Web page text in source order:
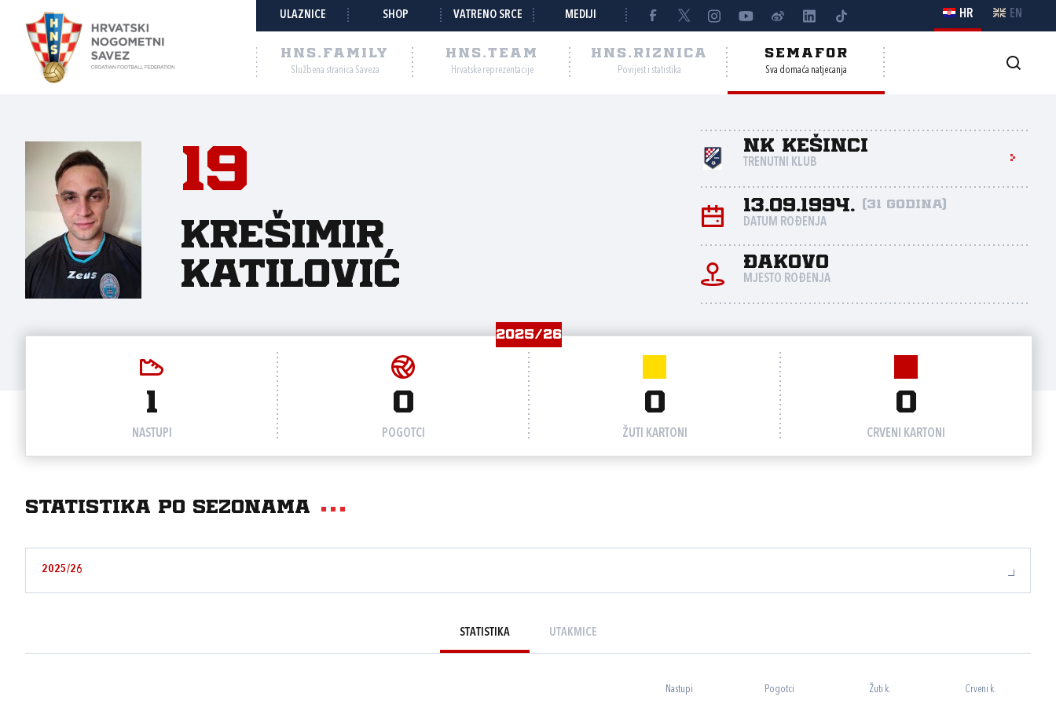
ULAZNICE SHOP VATRENO SRCE MEDIJI HR EN
HNS.FAMILY
Službena stranica Saveza
HNS.TEAM
Hrvatske reprezentacije
HNS.RIZNICA
Povijest i statistika
SEMAFOR
Sva domaća natjecanja
19
Krešimir
Katilović
NK Kešinci
TRENUTNI KLUB
13.09.1994. (31 godina)
DATUM ROĐENJA
Đakovo
MJESTO ROĐENJA
2025/26
1
NASTUPI
0
POGOTCI
0
ŽUTI KARTONI
0
CRVENI KARTONI
Statistika po sezonama
2025/26
STATISTIKA UTAKMICE
Nastupi Pogotci Žuti k. Crveni k.